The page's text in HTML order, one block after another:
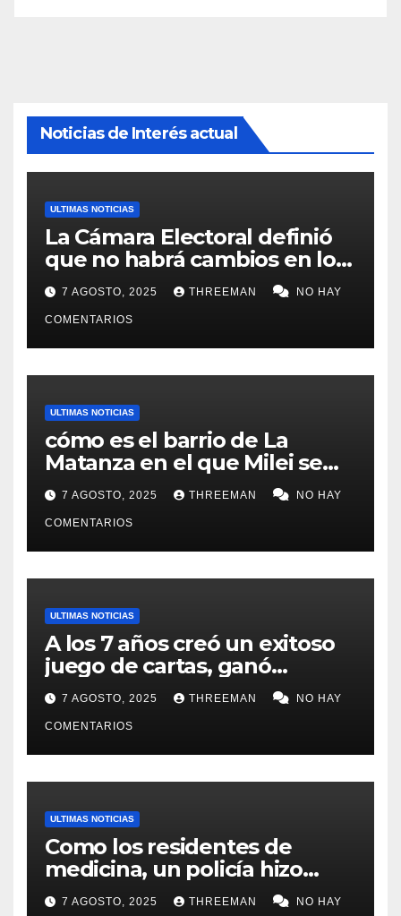
Noticias de Interés actual
ULTIMAS NOTICIAS
La Cámara Electoral definió
que no habrá cambios en los
lugares de votación en La
Matanza
7 AGOSTO, 2025 THREEMAN NO HAY
COMENTARIOS
ULTIMAS NOTICIAS
cómo es el barrio de La
Matanza en el que Milei se
sacó la foto de lanzamiento
de campaña en provincia de
Buenos Aires
7 AGOSTO, 2025 THREEMAN NO HAY
COMENTARIOS
ULTIMAS NOTICIAS
A los 7 años creó un exitoso
juego de cartas, ganó
millones y ahora vendió la
idea para cumplir su sueño
7 AGOSTO, 2025 THREEMAN NO HAY
COMENTARIOS
ULTIMAS NOTICIAS
Como los residentes de
medicina, un policía hizo
trampa en un examen para
7 AGOSTO, 2025 THREEMAN NO HAY